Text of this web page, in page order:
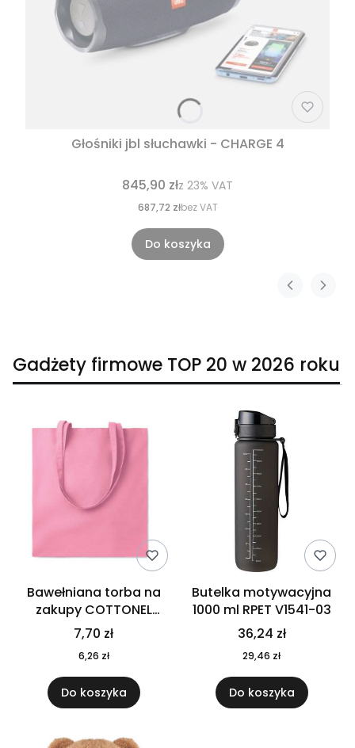
Głośniki jbl słuchawki - CHARGE 4
845,90 złz 23% VAT
687,72 złbez VAT
Do koszyka
Gadżety firmowe TOP 20 w 2026 roku
Bawełniana torba na
zakupy COTTONEL
COLOUR++ MO9846-11
7,70 zł
6,26 zł
Do koszyka
Butelka motywacyjna
1000 ml RPET V1541-03
36,24 zł
29,46 zł
Do koszyka